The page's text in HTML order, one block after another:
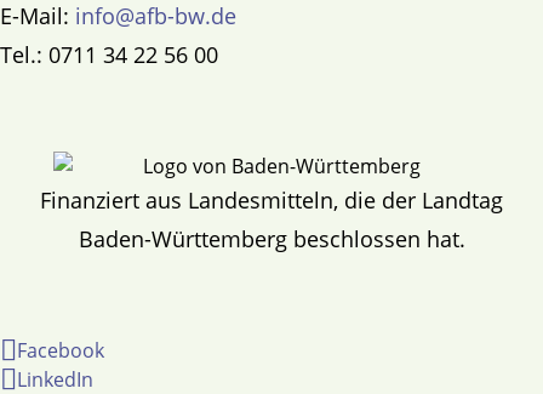
E-Mail: info@afb-bw.de
Tel.: 0711 34 22 56 00
Finanziert aus Landesmitteln, die der Landtag
Baden-Württemberg beschlossen hat.
Facebook
LinkedIn